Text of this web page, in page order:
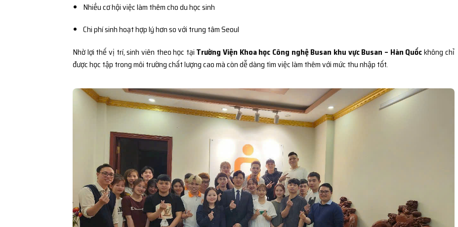
Nhiều cơ hội việc làm thêm cho du học sinh
Chi phí sinh hoạt hợp lý hơn so với trung tâm Seoul
Nhờ lợi thế vị trí, sinh viên theo học tại Trường Viện Khoa học Công nghệ Busan khu vực Busan – Hàn Quốckhông chỉ
được học tập trong môi trường chất lượng cao mà còn dễ dàng tìm việc làm thêm với mức thu nhập tốt.